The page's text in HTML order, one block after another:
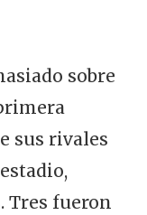
sobre
sus rivales
Tres fueron